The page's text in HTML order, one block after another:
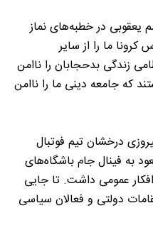
یعقوبی در خطبه‌های نماز
کرونا ما را از سایر
زندگی بدحجابان را ناامن
که جامعه دینی ما را ناامن
درخشان تیم فوتبال
به فینال جام باشگاه‌های
عمومی داشت. تا جایی
دولتی و فعالان سیاسی